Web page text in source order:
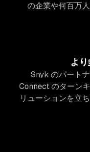
の企業や何百万
よ
Snyk のパート
Connect のターン
リューションを立